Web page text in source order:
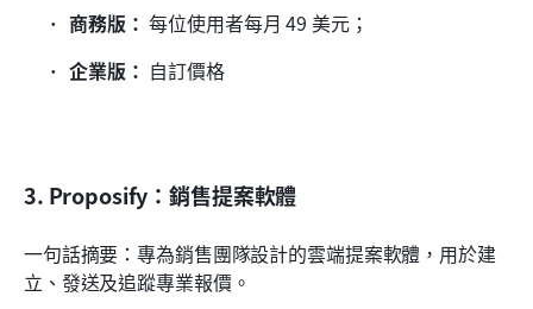
商務版： 每位使用者每月 49 美元；
企業版： 自訂價格
3. Proposify：銷售提案軟體
一句話摘要：專為銷售團隊設計的雲端提案軟體，用於建
立、發送及追蹤專業報價。